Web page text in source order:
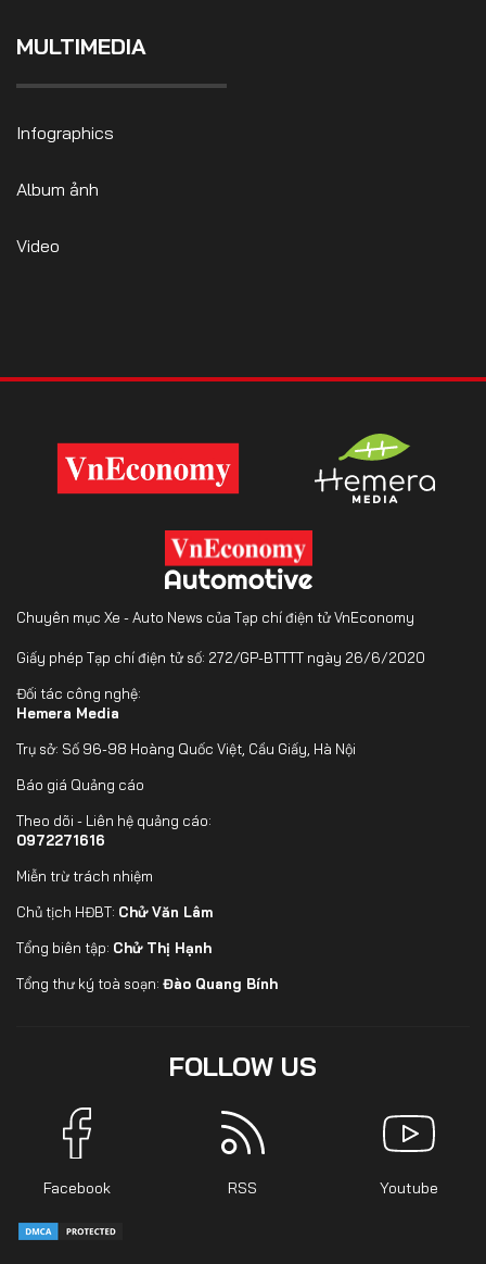
MULTIMEDIA
Infographics
Album ảnh
Video
Chuyên mục Xe - Auto News của Tạp chí điện tử VnEconomy
Giấy phép Tạp chí điện tử số: 272/GP-BTTTT ngày 26/6/2020
Đối tác công nghệ:
Hemera Media
Trụ sở: Số 96-98 Hoàng Quốc Việt, Cầu Giấy, Hà Nội
Báo giá Quảng cáo
Theo dõi - Liên hệ quảng cáo:
0972271616
Miễn trừ trách nhiệm
Chủ tịch HĐBT: Chử Văn Lâm
Tổng biên tập: Chử Thị Hạnh
Tổng thư ký toà soạn: Đào Quang Bính
FOLLOW US
Facebook RSS Youtube